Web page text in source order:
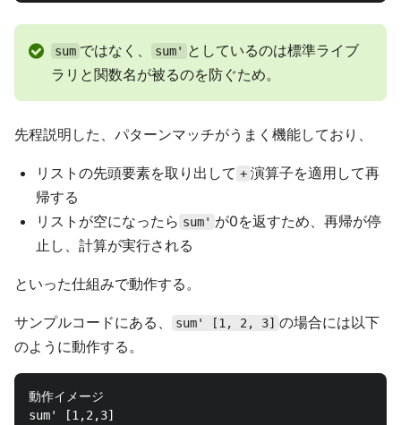
sum ではなく、 sum' としているのは標準ライブ
ラリと関数名が被るのを防ぐため。
先程説明した、パターンマッチがうまく機能しており、
リストの先頭要素を取り出して + 演算子を適用して再
帰する
リストが空になったら sum' が0を返すため、再帰が停
止し、計算が実行される
といった仕組みで動作する。
サンプルコードにある、 sum' [1, 2, 3] の場合には以下
のように動作する。
動作イメージ
sum' [1,2,3]